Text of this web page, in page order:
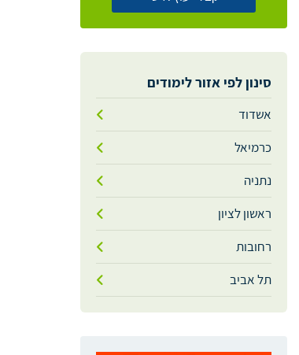
סינון לפי אזור לימודים
אשדוד
כרמיאל
נתניה
ראשון לציון
רחובות
תל אביב